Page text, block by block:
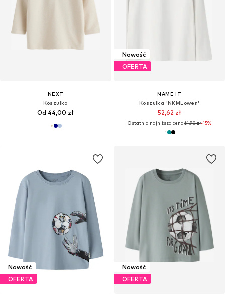
NEXT
Koszulka
Od 44,00 zł
Nowość
OFERTA
NAME IT
Koszulka 'NKMLowen'
52,62 zł
Ostatnia najniższa cena:61,90 zł-15%
Nowość
OFERTA
Nowość
OFERTA